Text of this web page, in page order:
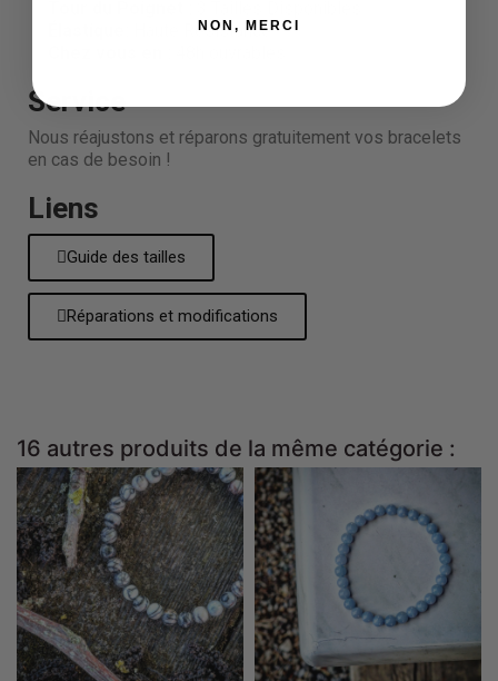
Haute Résistance
Service
Nous réajustons et réparons gratuitement vos bracelets
en cas de besoin !
Liens
Guide des tailles
Réparations et modifications
16 autres produits de la même catégorie :
NON, MERCI